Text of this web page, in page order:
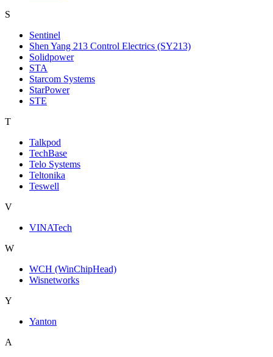
S
Sentinel
Shen Yang 213 Control Electrics (SY213)
Solidpower
STA
Starcom Systems
StarPower
STE
T
Talkpod
TechBase
Telo Systems
Teltonika
Teswell
V
VINATech
W
WCH (WinChipHead)
Wisnetworks
Y
Yanton
А